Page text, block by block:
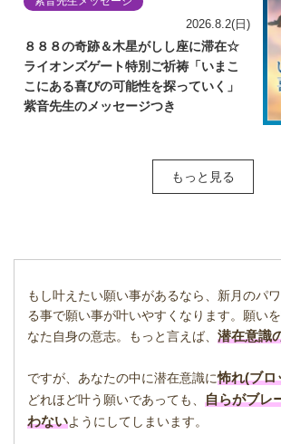
2026.8.2(日)
８８８の奇跡＆木星がしし座に滞在☆
ライオンズゲート特別ご祈祷「いまこ
こにある喜びの可能性を探っていく」
紫音先生のメッセージつき
もっと見る
もし叶えたい願い事があるなら、新月のパ
る事で願い事が叶いやすくなります。願い
なた自身の意志。もっと言えば、 潜在意識
ですが、あなたの中に潜在意識に怖れ(ブロ
どれほど叶う願いであっても、 自らがブレ
わないようにしてしまいます。